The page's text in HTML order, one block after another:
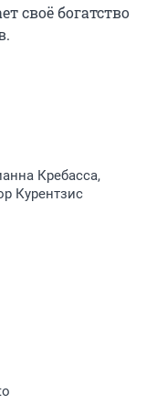
своё богатство
Кребасса,
Курентзис